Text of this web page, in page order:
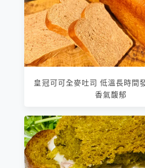
皇冠可可全麥吐司 低溫長時間
香氣馥郁